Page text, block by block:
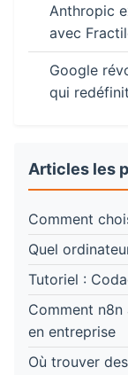
Anthropic
avec
Google
qui redéfinit
Articles les
Comment
Quel
Tutoriel :
Comment
en entreprise
Où trouver